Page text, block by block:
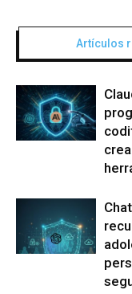
Artículos